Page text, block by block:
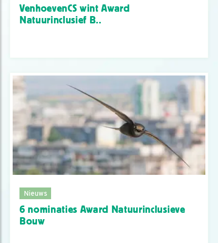
VenhoevenCS wint Award
Natuurinclusief B..
Nieuws
6 nominaties Award Natuurinclusieve
Bouw